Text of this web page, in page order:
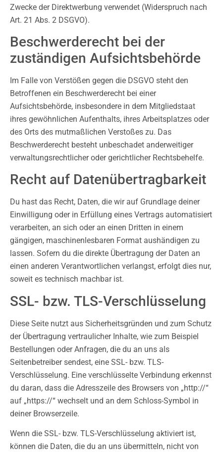
Zwecke der Direktwerbung verwendet (Widerspruch nach
Art. 21 Abs. 2 DSGVO).
Beschwerderecht bei der
zuständigen Aufsichtsbehörde
Im Falle von Verstößen gegen die DSGVO steht den
Betroffenen ein Beschwerderecht bei einer
Aufsichtsbehörde, insbesondere in dem Mitgliedstaat
ihres gewöhnlichen Aufenthalts, ihres Arbeitsplatzes oder
des Orts des mutmaßlichen Verstoßes zu. Das
Beschwerderecht besteht unbeschadet anderweitiger
verwaltungsrechtlicher oder gerichtlicher Rechtsbehelfe.
Recht auf Datenübertragbarkeit
Du hast das Recht, Daten, die wir auf Grundlage deiner
Einwilligung oder in Erfüllung eines Vertrags automatisiert
verarbeiten, an sich oder an einen Dritten in einem
gängigen, maschinenlesbaren Format aushändigen zu
lassen. Sofern du die direkte Übertragung der Daten an
einen anderen Verantwortlichen verlangst, erfolgt dies nur,
soweit es technisch machbar ist.
SSL- bzw. TLS-Verschlüsselung
Diese Seite nutzt aus Sicherheitsgründen und zum Schutz
der Übertragung vertraulicher Inhalte, wie zum Beispiel
Bestellungen oder Anfragen, die du an uns als
Seitenbetreiber sendest, eine SSL- bzw. TLS-
Verschlüsselung. Eine verschlüsselte Verbindung erkennst
du daran, dass die Adresszeile des Browsers von „http://“
auf „https://“ wechselt und an dem Schloss-Symbol in
deiner Browserzeile.
Wenn die SSL- bzw. TLS-Verschlüsselung aktiviert ist,
können die Daten, die du an uns übermitteln, nicht von